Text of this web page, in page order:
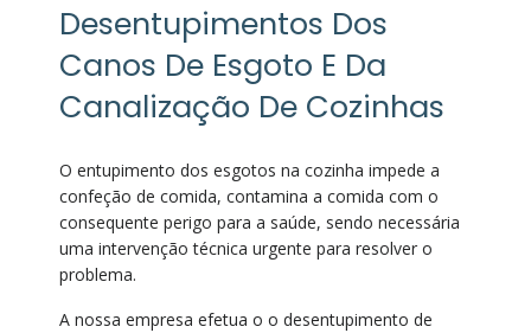
Desentupimentos Dos
Canos De Esgoto E Da
Canalização De Cozinhas
O entupimento dos esgotos na cozinha impede a
confeção de comida, contamina a comida com o
consequente perigo para a saúde, sendo necessária
uma intervenção técnica urgente para resolver o
problema.
A nossa empresa efetua o o desentupimento de